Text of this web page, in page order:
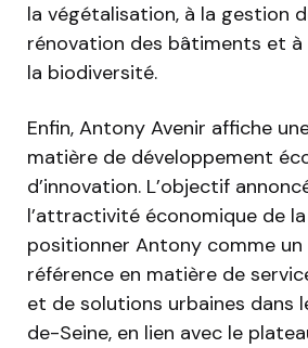
la végétalisation, à la gestion
rénovation des bâtiments et
la biodiversité.
Enfin, Antony Avenir affiche
matière de développement
d’innovation. L’objectif
l’attractivité économique de
positionner Antony comme
référence en matière de
et de solutions urbaines dans
de-Seine, en lien avec le